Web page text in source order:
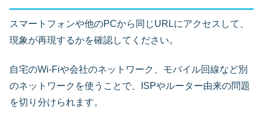
スマートフォンや他のPCから同じURLにアクセスして、
現象が再現するかを確認してください。
自宅のWi‑Fiや会社のネットワーク、モバイル回線など別
のネットワークを使うことで、ISPやルーター由来の問題
を切り分けられます。